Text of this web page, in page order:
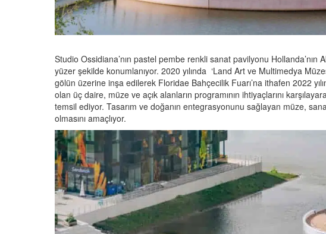
Studio Ossidiana’nın pastel pembe renkli sanat pavilyonu
yüzer şekilde konumlanıyor. 2020 yılında ‘Land Art ve Multimedya
gölün üzerine inşa edilerek Floridae Bahçecilik Fuarı’na ithafen 2022
olan üç daire, müze ve açık alanların programının ihtiyaçlarını
temsil ediyor. Tasarım ve doğanın entegrasyonunu sağlayan müze,
olmasını amaçlıyor.